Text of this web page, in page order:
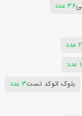
36 عدد
بلوک اتوکد تست3 عدد